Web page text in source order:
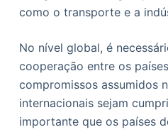
como o transporte e a
No nível global, é
cooperação entre os
compromissos assumidos
internacionais sejam
importante que os países